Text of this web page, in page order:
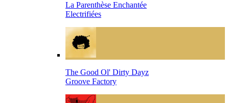
La Parenthèse Enchantée
Electrifiées
The Good Ol' Dirty Dayz
Groove Factory